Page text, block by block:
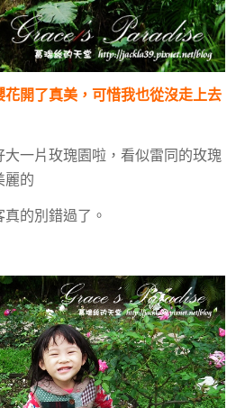
花開了真美，可惜我也從沒走上去
一片玫瑰園啦，看似雷同的玫瑰
麗的
的別錯過了。